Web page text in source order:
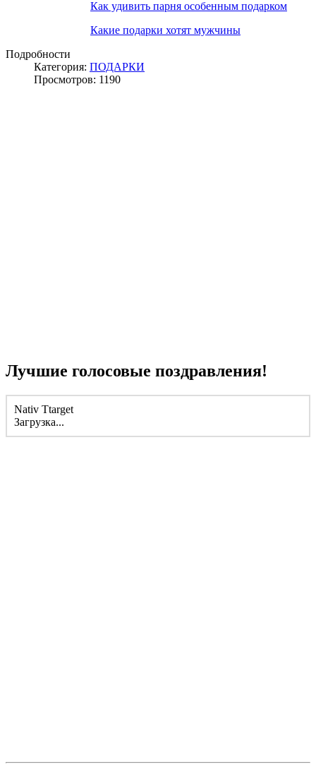
Как удивить парня особенным подарком
Какие подарки хотят мужчины
Подробности
Категория: ПОДАРКИ
Просмотров: 1190
Лучшие голосовые поздравления!
Nativ Ttarget
Загрузка...